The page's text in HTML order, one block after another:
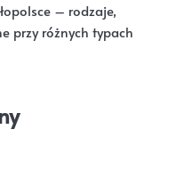
– rodzaje,
przy różnych typach